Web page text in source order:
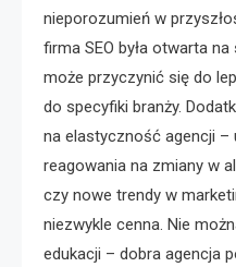
nieporozumień w
firma SEO była otwarta
może przyczynić się do
do specyfiki branży.
na elastyczność agencji –
reagowania na zmiany w
czy nowe trendy w
niezwykle cenna. Nie
edukacji – dobra agencja